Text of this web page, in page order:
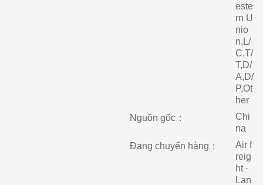
este
rn U
nio
n,L/
C,T/
T,D/
A,D/
P,Ot
her
Nguồn gốc：
Chi
na
Đang chuyển hàng：
Air f
reig
ht ·
Lan